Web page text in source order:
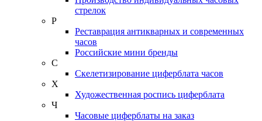
стрелок
Р
Реставрация антикварных и современных
часов
Российские мини бренды
С
Скелетизирование циферблата часов
Х
Художественная роспись циферблата
Ч
Часовые циферблаты на заказ